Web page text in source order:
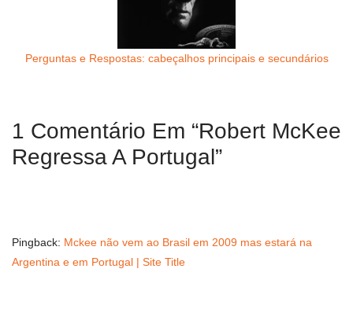
Perguntas e Respostas: cabeçalhos principais e secundários
1 Comentário Em “Robert McKee
Regressa A Portugal”
Pingback: Mckee não vem ao Brasil em 2009 mas estará na
Argentina e em Portugal | Site Title